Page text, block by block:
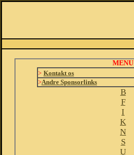
MENU
> Kontakt os
>Andre Sponsorlinks
B
F
I
K
N
S
U